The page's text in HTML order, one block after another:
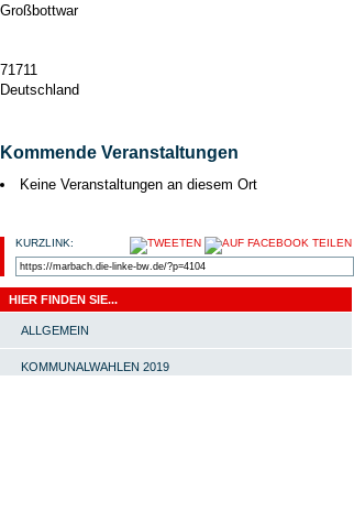
Großbottwar
71711
Deutschland
Kommende Veranstaltungen
Keine Veranstaltungen an diesem Ort
KURZLINK:
HIER FINDEN SIE...
ALLGEMEIN
KOMMUNALWAHLEN 2019